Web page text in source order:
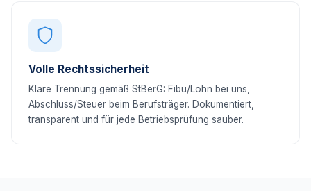
Volle Rechtssicherheit
Klare Trennung gemäß StBerG: Fibu/Lohn bei uns,
Abschluss/Steuer beim Berufsträger. Dokumentiert,
transparent und für jede Betriebsprüfung sauber.